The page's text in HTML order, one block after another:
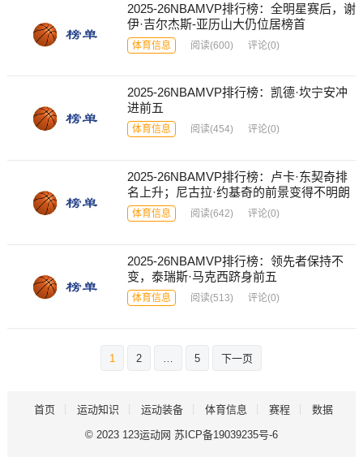
2025-26NBAMVP排行榜：全明星赛后，谢
伊·吉尔杰斯-亚历山大仍位居榜首
体育信息 阅读(600) 评论(0)
2025-26NBAMVP排行榜：凯德·坎宁安冲
进前五
体育信息 阅读(454) 评论(0)
2025-26NBAMVP排行榜：卢卡·东契奇排
名上升；尼古拉·约基奇的前景变得不明朗
体育信息 阅读(642) 评论(0)
2025-26NBAMVP排行榜：领先者保持不
变，泰瑞斯·马克西跻身前五
体育信息 阅读(513) 评论(0)
1 2 … 5 下一页
首页 运动知识 运动装备 体育信息 赛程 数据
© 2023 123运动网 苏ICP备19039235号-6